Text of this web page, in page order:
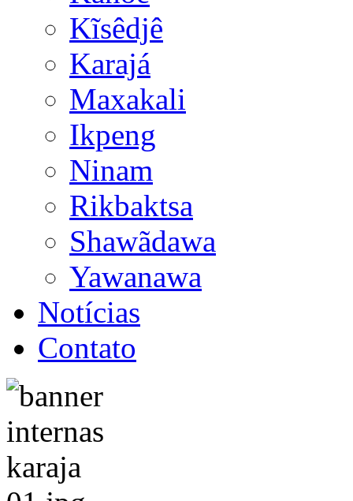
Kĩsêdjê
Karajá
Maxakali
Ikpeng
Ninam
Rikbaktsa
Shawãdawa
Yawanawa
Notícias
Contato